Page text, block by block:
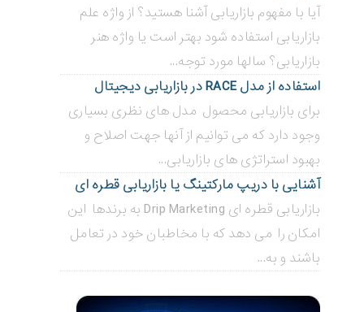
آیا با مفهوم بازاریابی آشنا هستید؟ از واژه علم
بازاریابی استفاده شود بهتر است یا واژه هنر
بازاریابی؟ سالها مورد توجه...
استفاده از مدل RACE در بازاریابی دیجیتال
برای بازاریابی محصول مدل های نظری بسیاری
وجود دارد که می توانیم از آنها جهت اصلاح و
بهبود استراتژی های بازاریابی...
آشنایی با دریپ مارکتینگ یا بازاریابی قطره ای
بازاریابی قطره ای Drip Marketing به برندها این
امکان را می دهد که با مخاطبان خود در تعامل
باشند و به...